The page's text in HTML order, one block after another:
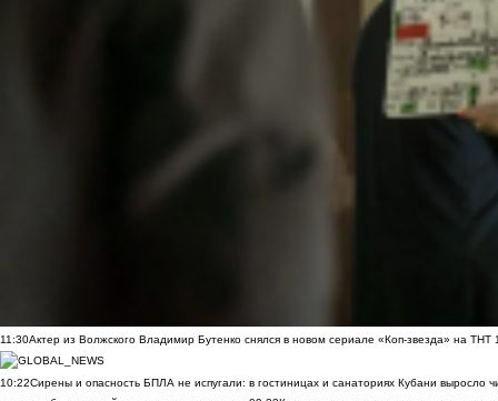
11:30Актер из Волжского Владимир Бутенко снялся в новом сериале «Коп-звезда» на ТНТ
10:22Сирены и опасность БПЛА не испугали: в гостиницах и санаториях Кубани выросло